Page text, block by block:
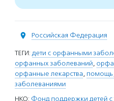
Российская Федерация
ТЕГИ: дети с орфанными
орфанных заболеваний,
орфанные лекарства, помощь
заболеваниями
НКО: Фонд поддержки детей